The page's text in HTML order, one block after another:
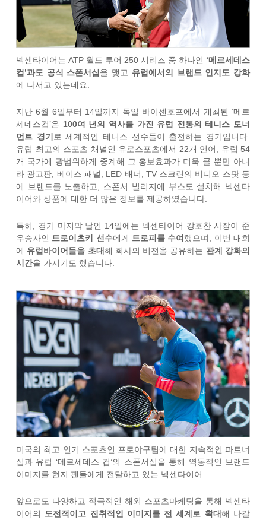
넥센타이어는 ATP 월드 투어 250 시리즈 중 하나인 ‘메르세데스
컵’과도 공식 스폰서십 을 맺고 유럽에서의 브랜드 인지도 강화
에 나서고 있는데요.
지난 6월 6일부터 14일까지 독일 바이센호프에서 개최된 ‘메르
세데스컵’은 100여 년의 역사를 가진 유럽 전통의 테니스 토너
먼트 경기 로 세계적인 테니스 선수들이 출전하는 경기입니다.
유럽 최고의 스포츠 채널인 유로스포츠에서 22개 언어, 유럽 54
개 국가에 광범위하게 중계해 그 홍보효과가 더욱 클 뿐만 아니
라 광고판, 베이스 패널, LED 배너, TV 스크린의 비디오 스팟 등
에 브랜드를 노출하고, 스폰서 빌리지에 부스도 설치해 넥센타
이어와 상품에 대한 더 많은 정보를 제공하였습니다.
특히, 경기 마지막 날인 14일에는 넥센타이어 강호찬 사장이 준
우승자인 트로이츠키 선수에게 트로피를 수여 했으며, 이번 대회
에 유럽바이어들을 초대해 회사의 비전을 공유하는 관계 강화의
시간을 가지기도 했습니다.
미국의 최고 인기 스포츠인 프로야구팀에 대한 지속적인 파트너
십과 유럽 ‘메르세데스 컵’의 스폰서십을 통해 역동적인 브랜드
이미지를 현지 팬들에게 전달하고 있는 넥센타이어.
앞으로도 다양하고 적극적인 해외 스포츠마케팅을 통해 넥센타
이어의
도전적이고 진취적인 이미지를 전 세계로 확대해 나갈